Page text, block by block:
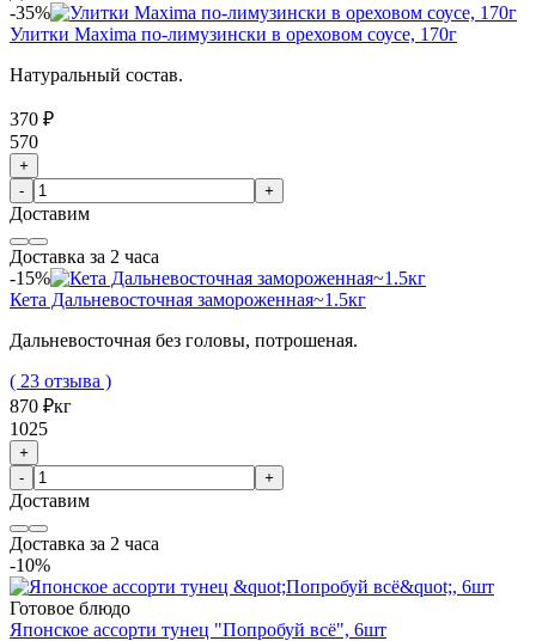
-35%
Улитки Maxima по-лимузински в ореховом соусе, 170г
Натуральный состав.
370 ₽
570
+
-
+
Доставим
Доставка за 2 часа
-15%
Кета Дальневосточная замороженная~1.5кг
Дальневосточная без головы, потрошеная.
( 23 отзыва )
870 ₽кг
1025
+
-
+
Доставим
Доставка за 2 часа
-10%
Готовое блюдо
Японское ассорти тунец "Попробуй всё", 6шт